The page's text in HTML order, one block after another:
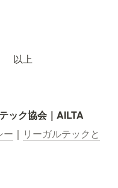
ック協会｜AILTA
ー ｜ リーガルテックと